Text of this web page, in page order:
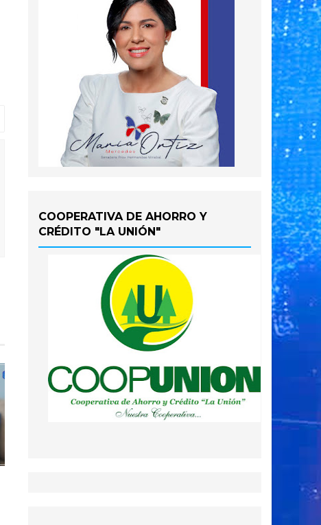
COOPERATIVA DE AHORRO Y
CRÉDITO "LA UNIÓN"